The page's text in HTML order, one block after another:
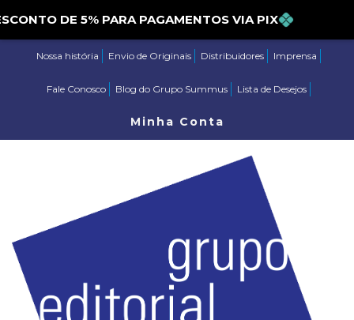
DESCONTO DE 5% PARA PAGAMENTOS VIA PIX
Nossa história Envio de Originais Distribuidores Imprensa
Fale Conosco Blog do Grupo Summus Lista de Desejos
Minha Conta